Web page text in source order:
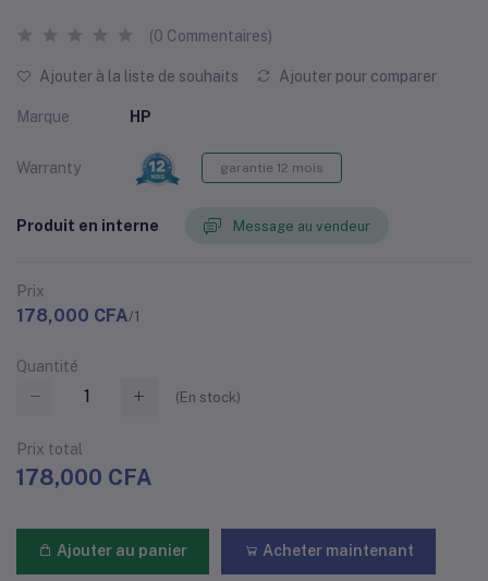
(0 Commentaires)
Ajouter à la liste de souhaits Ajouter pour comparer
Marque HP
Warranty garantie 12 mois
Produit en interne Message au vendeur
Prix
178,000 CFA/1
Quantité
( En stock)
Prix ​​total
178,000 CFA
Ajouter au panier Acheter maintenant